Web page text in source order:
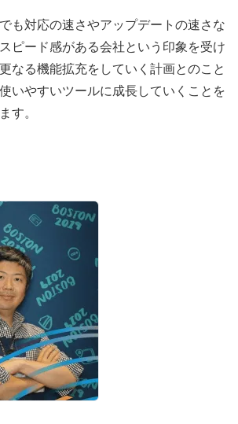
も対応の速さやアップデートの速さな
ピード感がある会社という印象を受け
なる機能拡充をしていく計画とのこと
いやすいツールに成長していくことを
す。